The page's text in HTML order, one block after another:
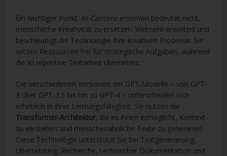
Ein wichtiger Punkt: KI-Content erstellen bedeutet nicht,
menschliche Kreativität zu ersetzen. Vielmehr erweitert und
beschleunigt die Technologie Ihre kreativen Prozesse. Sie
setzen Ressourcen frei für strategische Aufgaben, während
die KI repetitive Textarbeit übernimmt.
Die verschiedenen Versionen der GPT-Modelle – von GPT-
3 über GPT-3.5 bis hin zu GPT-4 – unterscheiden sich
erheblich in ihrer Leistungsfähigkeit. Sie nutzen die
Transformer-Architektur, die es ihnen ermöglicht, Kontext
zu verstehen und menschenähnliche Texte zu generieren.
Diese Technologie unterstützt Sie bei Textgenerierung,
Übersetzung, Recherche, technischer Dokumentation und